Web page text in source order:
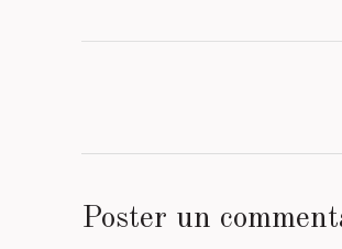
Poster un